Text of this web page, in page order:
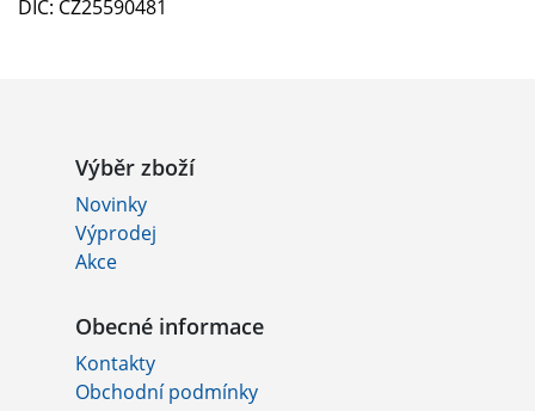
DIČ: CZ25590481
Výběr zboží
Novinky
Výprodej
Akce
Obecné informace
Kontakty
Obchodní podmínky